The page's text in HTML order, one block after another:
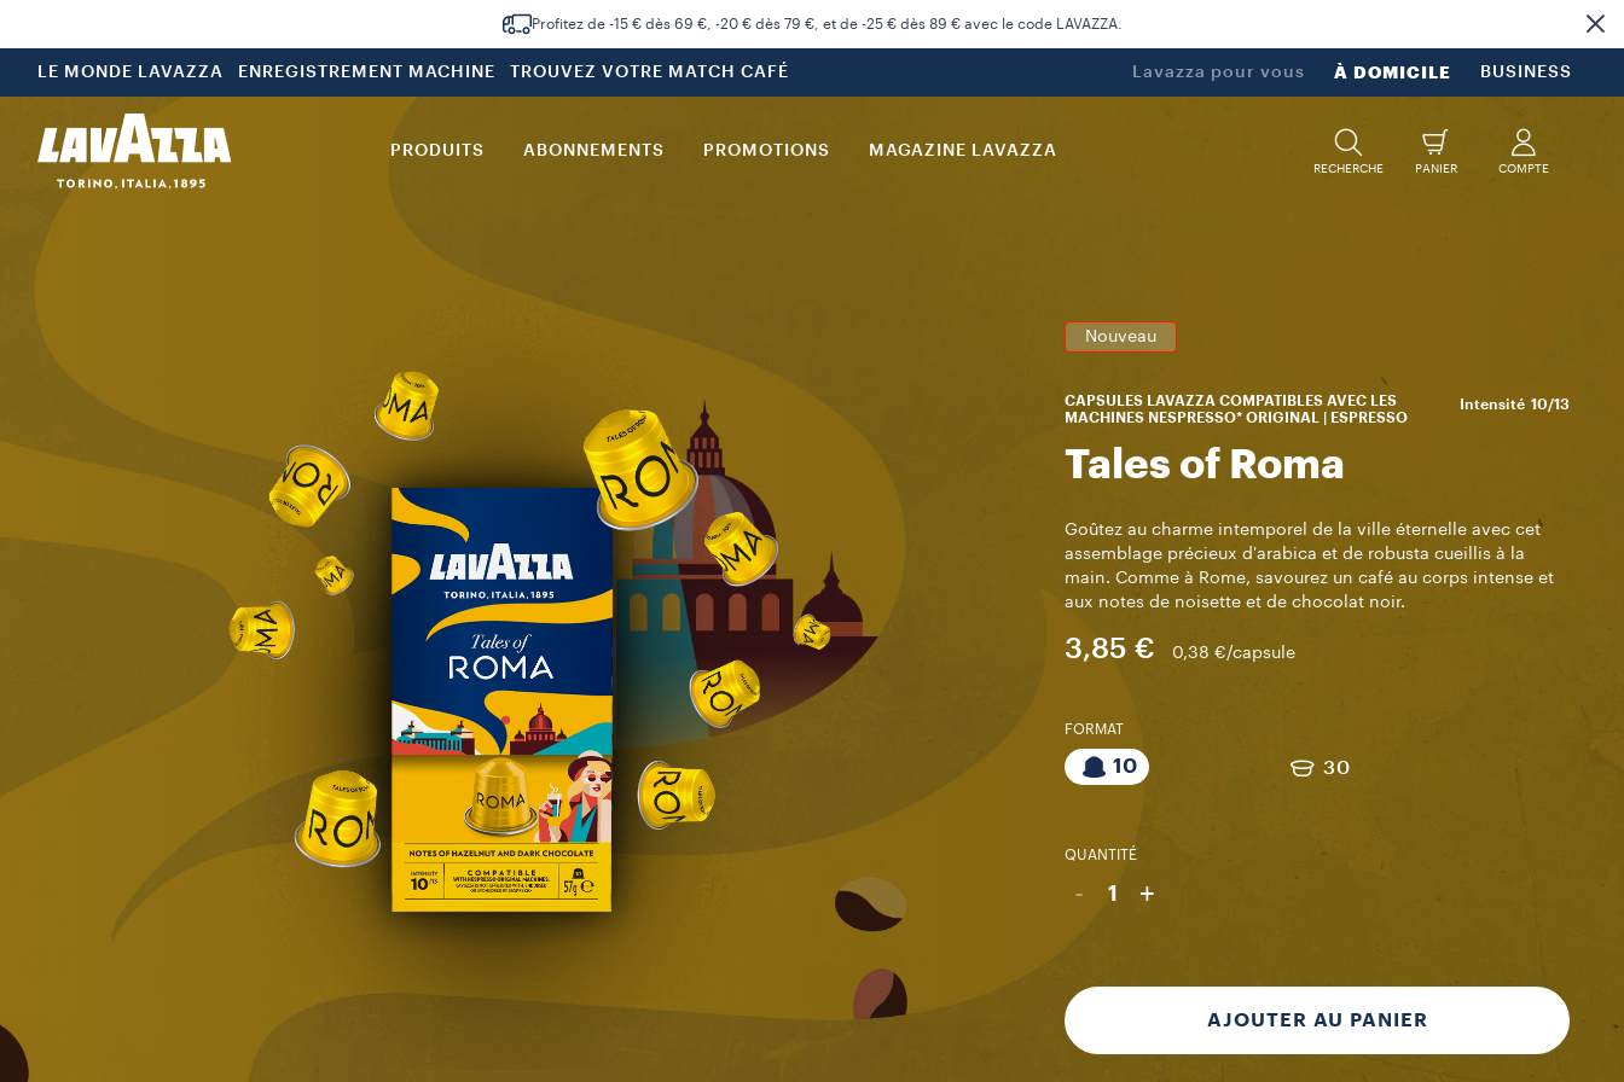
Profitez de -15 € dès 69 €, -20 € dès 79 €, et de -25 € dès 89 € avec le code LAVAZZA.
LE MONDE LAVAZZA ENREGISTREMENT MACHINE TROUVEZ VOTRE MATCH CAFÉ Lavazza pour vous À DOMICILE BUSINESS
PRODUITS ABONNEMENTS PROMOTIONS MAGAZINE LAVAZZA
RECHERCHE PANIER COMPTE
Nouveau
CAPSULES LAVAZZA COMPATIBLES AVEC LES
MACHINES NESPRESSO* ORIGINAL | ESPRESSO
Intensité 10/13
Tales of Roma
Goûtez au charme intemporel de la ville éternelle avec cet
assemblage précieux d'arabica et de robusta cueillis à la
main. Comme à Rome, savourez un café au corps intense et
aux notes de noisette et de chocolat noir.
3,85 € 0,38 €/capsule
FORMAT
10 30
QUANTITÉ
- 1 +
AJOUTER AU PANIER